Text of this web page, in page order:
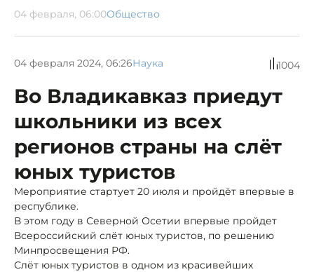
04 февраля, 06:00Общество
04 февраля 2024, 06:26Наука 1004
Во Владикавказ приедут
школьники из всех
регионов страны на слёт
юных туристов
Мероприятие стартует 20 июля и пройдёт впервые в
республике.
В этом году в Северной Осетии впервые пройдет
Всероссийский слёт юных туристов, по решению
Минпросвещения РФ.
Слёт юных туристов в одном из красивейших